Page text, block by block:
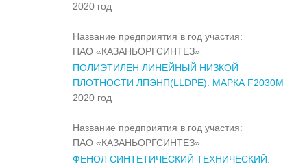
2020 год
Название предприятия в год участия:
ПАО «КАЗАНЬОРГСИНТЕЗ»
ПОЛИЭТИЛЕН ЛИНЕЙНЫЙ НИЗКОЙ
ПЛОТНОСТИ ЛПЭНП(LLDPE). МАРКА F2030M
2020 год
Название предприятия в год участия:
ПАО «КАЗАНЬОРГСИНТЕЗ»
ФЕНОЛ СИНТЕТИЧЕСКИЙ ТЕХНИЧЕСКИЙ.